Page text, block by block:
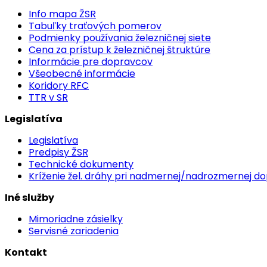
Info mapa ŽSR
Tabuľky traťových pomerov
Podmienky používania železničnej siete
Cena za prístup k železničnej štruktúre
Informácie pre dopravcov
Všeobecné informácie
Koridory RFC
TTR v SR
Legislatíva
Legislatíva
Predpisy ŽSR
Technické dokumenty
Kríženie žel. dráhy pri nadmernej/nadrozmernej
Iné služby
Mimoriadne zásielky
Servisné zariadenia
Kontakt